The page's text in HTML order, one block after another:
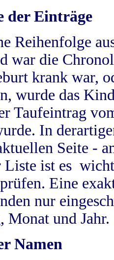
der Einträge
Reihenfolge
war die
krank war,
wurde das
Taufeintrag
In
Seite -
Liste ist es
Eine
nur
Monat und Jahr.
Namen